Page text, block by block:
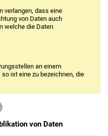
verlangen, dass eine
von Daten auch
welche die Daten
an einem
ist eine zu bezeichnen, die
von Daten